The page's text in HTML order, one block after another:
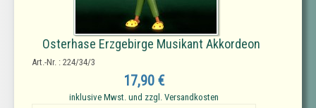
Osterhase Erzgebirge Musikant Akkordeon
Art.-Nr. : 224/34/3
17,90 €
inklusive Mwst. und zzgl. Versandkosten